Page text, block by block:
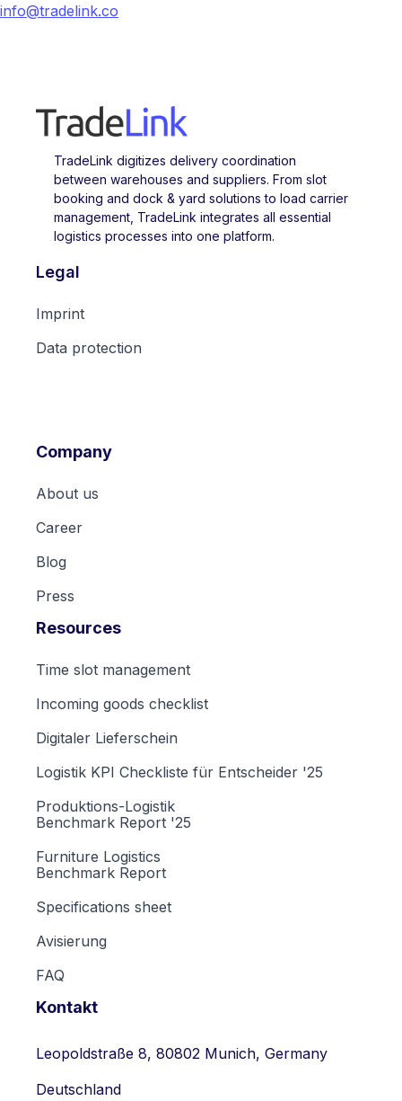
info@tradelink.co
TradeLink digitizes delivery coordination
between warehouses and suppliers. From slot
booking and dock & yard solutions to load carrier
management, TradeLink integrates all essential
logistics processes into one platform.
Legal
Imprint
Data protection
Company
About us
Career
Blog
Press
Resources
Time slot management
Incoming goods checklist
Digitaler Lieferschein
Logistik KPI Checkliste für Entscheider '25
Produktions-Logistik
Benchmark Report '25
Furniture Logistics
Benchmark Report
Specifications sheet
Avisierung
FAQ
Kontakt
Leopoldstraße 8, 80802 Munich, Germany
Deutschland